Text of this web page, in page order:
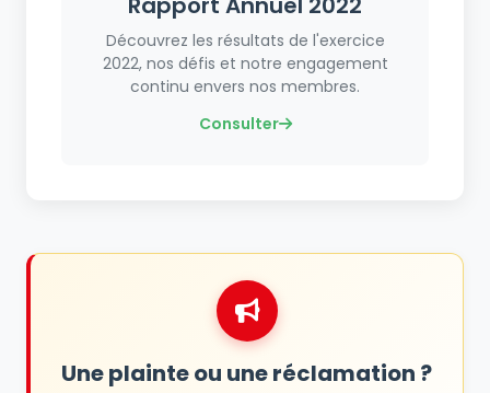
Découvrez les résultats de l'exercice
2022, nos défis et notre engagement
continu envers nos membres.
Consulter
Une plainte ou une réclamation ?